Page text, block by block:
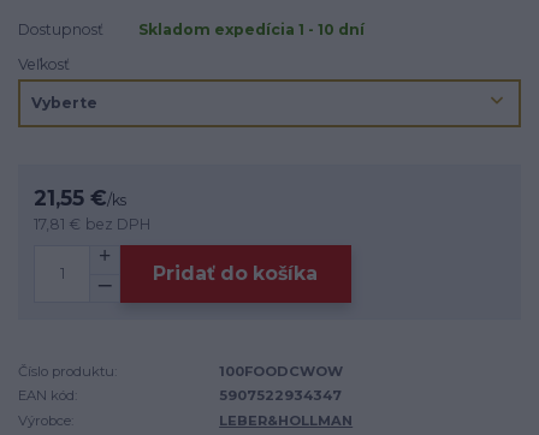
Dostupnosť
Skladom expedícia 1 - 10 dní
Veľkosť
21,55 €/ks
17,81 € bez DPH
Pridať do košíka
Číslo produktu:
100FOODCWOW
EAN kód:
5907522934347
Výrobce:
LEBER&HOLLMAN